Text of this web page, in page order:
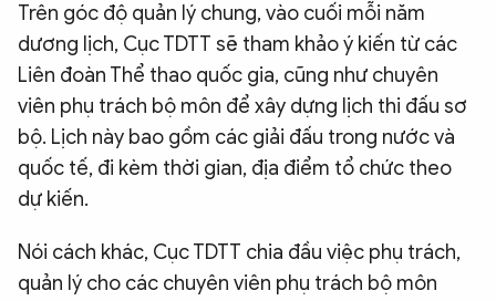
Trên góc độ quản lý chung, vào cuối mỗi năm
dương lịch, Cục TDTT sẽ tham khảo ý kiến từ các
Liên đoàn Thể thao quốc gia, cũng như chuyên
viên phụ trách bộ môn để xây dựng lịch thi đấu sơ
bộ. Lịch này bao gồm các giải đấu trong nước và
quốc tế, đi kèm thời gian, địa điểm tổ chức theo
dự kiến.
Nói cách khác, Cục TDTT chia đầu việc phụ trách,
quản lý cho các chuyên viên phụ trách bộ môn